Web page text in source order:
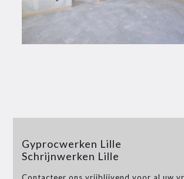
Gyprocwerken Lille
Schrijnwerken Lille